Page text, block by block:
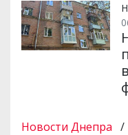
Новости Днепра /